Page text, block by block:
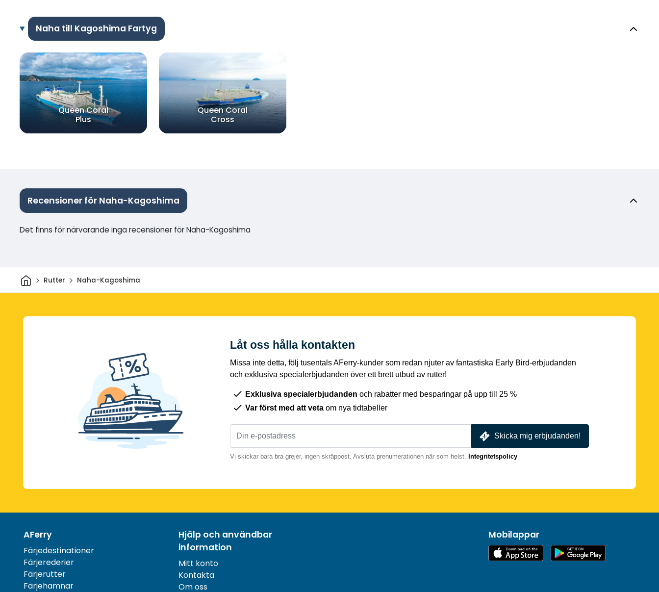
Naha till Kagoshima Fartyg
Queen Coral
Plus
Queen Coral
Cross
Recensioner för Naha-Kagoshima
Det finns för närvarande inga recensioner för Naha-Kagoshima
HemRutter Naha-Kagoshima
Låt oss hålla kontakten
Missa inte detta, följ tusentals AFerry-kunder som redan njuter av fantastiska Early Bird-erbjudanden
och exklusiva specialerbjudanden över ett brett utbud av rutter!
Exklusiva specialerbjudanden och rabatter med besparingar på upp till 25 %
Var först med att veta om nya tidtabeller
Skicka mig erbjudanden!
Vi skickar bara bra grejer, ingen skräppost. Avsluta prenumerationen när som helst. Integritetspolicy
AFerry
Färjedestinationer
Färjerederier
Färjerutter
Färjehamnar
Hjälp och användbar
information
Mitt konto
Kontakta
Om oss
Mobilappar